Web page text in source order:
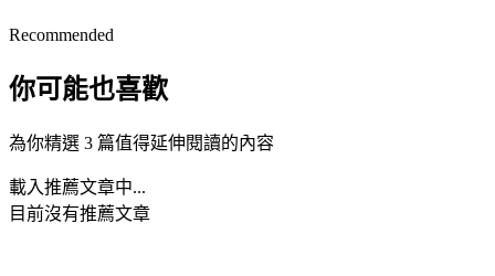
Recommended
你可能也喜歡
為你精選 3 篇值得延伸閱讀的內容
載入推薦文章中...
目前沒有推薦文章